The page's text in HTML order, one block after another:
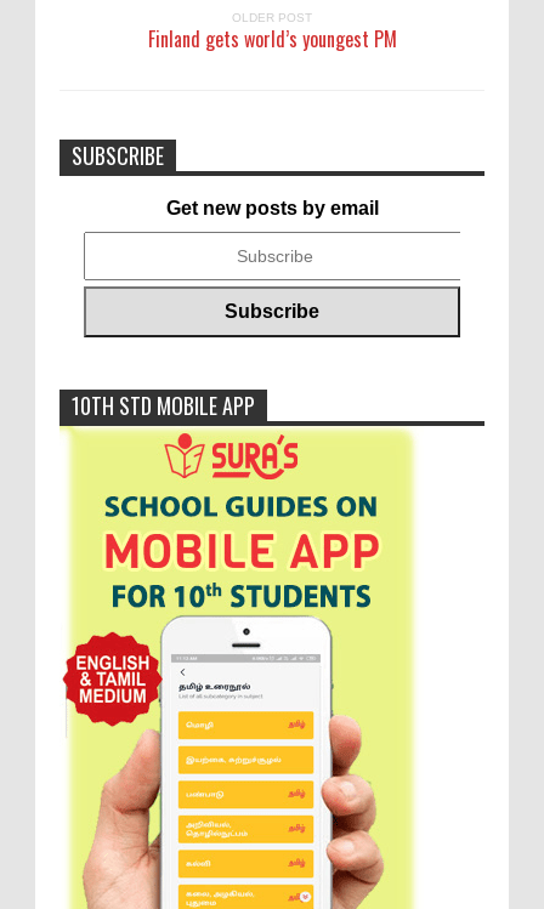
OLDER POST
Finland gets world’s youngest PM
SUBSCRIBE
Get new posts by email
10TH STD MOBILE APP